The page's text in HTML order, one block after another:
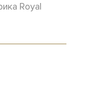
Royal